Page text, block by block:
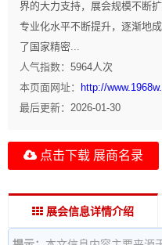
界的大力支持，展会规模不断
专业化水平不断提升，逐渐地
了国家精密...
人气指数： 5964人次
本页面网址：
http://
最后更新： 2026-01-30
点击下载 展商名录
展会信息详情介绍